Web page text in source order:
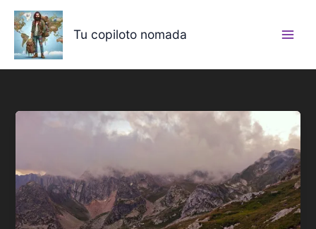
contenido
Tu copiloto nomada